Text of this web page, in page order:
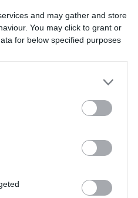
and may gather and store
You may click to grant or
for below specified purposes
komment
130 ezer
2024-es
A legjobbak,